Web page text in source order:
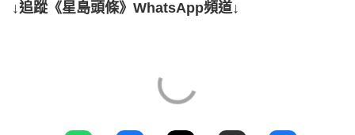
↓追蹤《星島頭條》WhatsApp頻道↓